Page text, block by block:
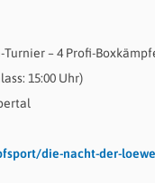
Turnier – 4 Profi-
15:00 Uhr)
die-nacht-der-